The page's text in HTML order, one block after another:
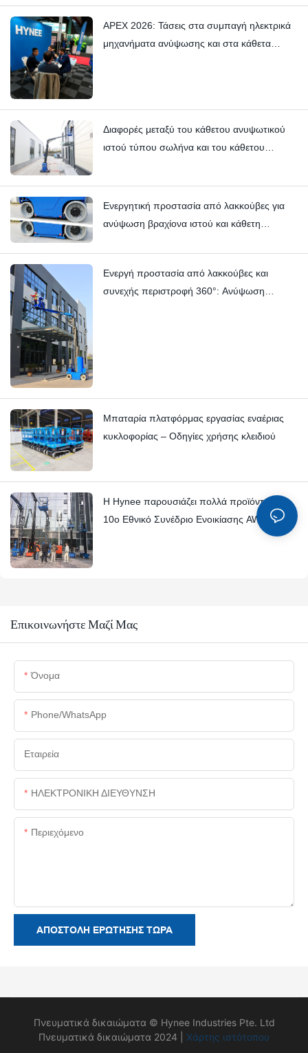
APEX 2026: Τάσεις στα συμπαγή ηλεκτρικά
μηχανήματα ανύψωσης και στα κάθετα
Διαφορές μεταξύ του κάθετου ανυψωτικού
ιστού τύπου σωλήνα και του κάθετου
Ενεργητική προστασία από λακκούβες για
ανύψωση βραχίονα ιστού και κάθετη
Ενεργή προστασία από λακκούβες και
συνεχής περιστροφή 360°: Ανύψωση
Μπαταρία πλατφόρμας εργασίας εναέριας
κυκλοφορίας – Οδηγίες χρήσης κλειδιού
Η Hynee παρουσιάζει πολλά προϊόντα στο
10ο Εθνικό Συνέδριο Ενοικίασης AWP
Επικοινωνήστε Μαζί Μας
Όνομα
Phone/whatsApp
Εταιρεία
ΗΛΕΚΤΡΟΝΙΚΗ ΔΙΕΥΘΥΝΣΗ
Περιεχόμενο
ΑΠΟΣΤΟΛΉ ΕΡΏΤΗΣΗΣ ΤΏΡΑ
Πνευματικά δικαιώματα © Hynee Industries Pte. Ltd
Πνευματικά δικαιώματα 2024 |
Χάρτης ιστότοπου